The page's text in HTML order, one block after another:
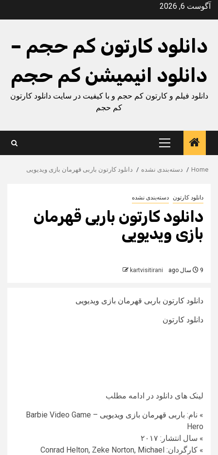
Skipآگوست 6, 2026
دانلود کارتون کم حجم –
دانلود انیمیشن کم حجم
دانلود فیلم و کارتون کم حجم و با کیفیت در سایت دانلود کارتون
کم حجم
Primary
Menu
Home دسته‌بندی نشده دانلود کارتون باربی قهرمان بازی ویدیویی
دانلود کارتون دسته‌بندی نشده
دانلود کارتون باربی قهرمان
بازی ویدیویی
9 سال ago kartvisitirani
دانلود کارتون باربی قهرمان بازی ویدیویی
دانلود کارتون
لینک های دانلود در ادامه مطلب
» نام: باربی قهرمان بازی ویدیویی
– Barbie Video Game
Hero
» سال انتشار: ۲۰۱۷
» کارگردان: Conrad Helton, Zeke Norton, Michael